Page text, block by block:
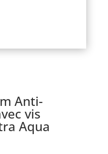
Anti-
vis
Aqua